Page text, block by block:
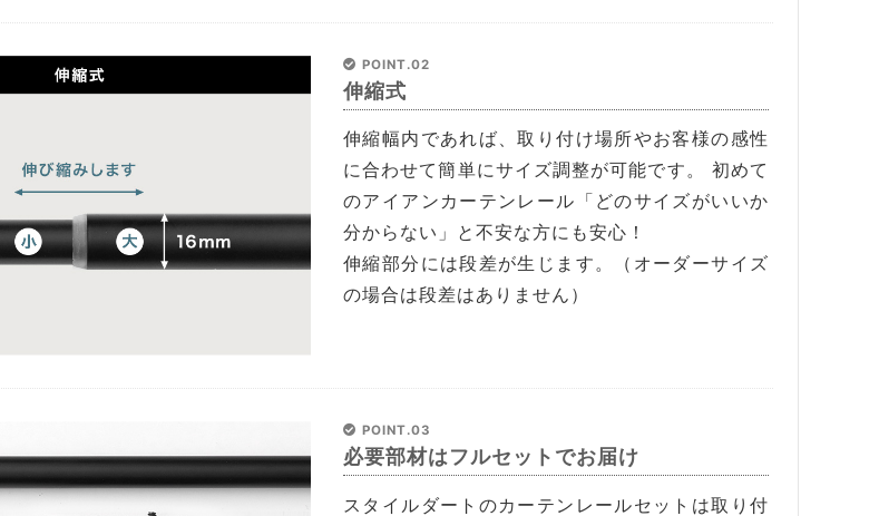
POINT.02
伸縮式
伸縮幅内であれば、取り付け場所やお客様の感性
に合わせて簡単にサイズ調整が可能です。 初めて
のアイアンカーテンレール「どのサイズがいいか
分からない」と不安な方にも安心！
伸縮部分には段差が生じます。（オーダーサイズ
の場合は段差はありません）
POINT.03
必要部材はフルセットでお届け
スタイルダートのカーテンレールセットは取り付